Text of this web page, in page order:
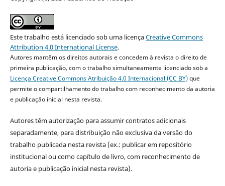
Este trabalho está licenciado sob uma licençaCreative Commons
Attribution 4.0 International License.
Autores mantêm os direitos autorais e concedem à revista o direito de
primeira publicação, com o trabalho simultaneamente licenciado sob a
Licença Creative Commons Atribuição 4.0 Internacional (CC BY)que
permite o compartilhamento do trabalho com reconhecimento da autoria
e publicação inicial nesta revista.
Autores têm autorização para assumir contratos adicionais
separadamente, para distribuição não exclusiva da versão do
trabalho publicada nesta revista (ex.: publicar em repositório
institucional ou como capítulo de livro, com reconhecimento de
autoria e publicação inicial nesta revista).